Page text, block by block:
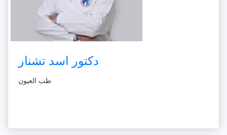
دكتور اسد تشنار
طب العيون